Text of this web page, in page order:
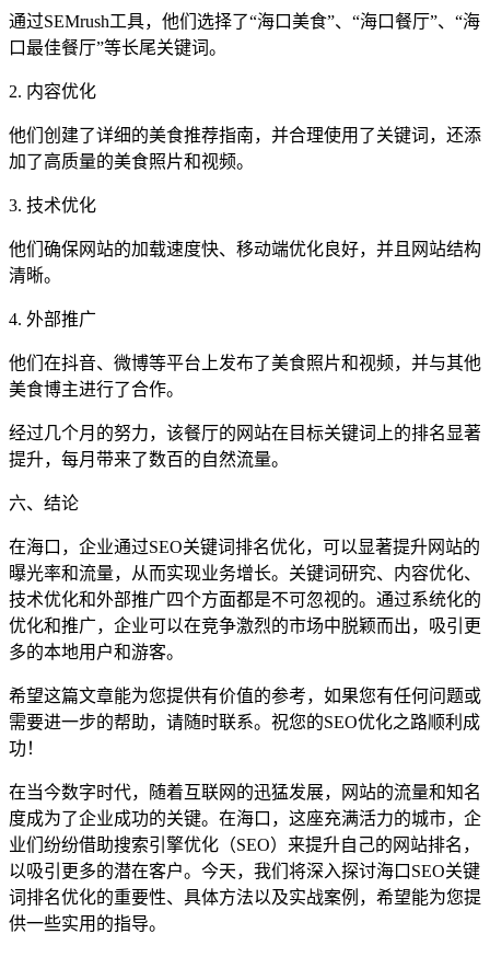
通过SEMrush工具，他们选择了“海口美食”、“海口餐厅”、“海
口最佳餐厅”等长尾关键词。
2. 内容优化
他们创建了详细的美食推荐指南，并合理使用了关键词，还添
加了高质量的美食照片和视频。
3. 技术优化
他们确保网站的加载速度快、移动端优化良好，并且网站结构
清晰。
4. 外部推广
他们在抖音、微博等平台上发布了美食照片和视频，并与其他
美食博主进行了合作。
经过几个月的努力，该餐厅的网站在目标关键词上的排名显著
提升，每月带来了数百的自然流量。
六、结论
在海口，企业通过SEO关键词排名优化，可以显著提升网站的
曝光率和流量，从而实现业务增长。关键词研究、内容优化、
技术优化和外部推广四个方面都是不可忽视的。通过系统化的
优化和推广，企业可以在竞争激烈的市场中脱颖而出，吸引更
多的本地用户和游客。
希望这篇文章能为您提供有价值的参考，如果您有任何问题或
需要进一步的帮助，请随时联系。祝您的SEO优化之路顺利成
功！
在当今数字时代，随着互联网的迅猛发展，网站的流量和知名
度成为了企业成功的关键。在海口，这座充满活力的城市，企
业们纷纷借助搜索引擎优化（SEO）来提升自己的网站排名，
以吸引更多的潜在客户。今天，我们将深入探讨海口SEO关键
词排名优化的重要性、具体方法以及实战案例，希望能为您提
供一些实用的指导。